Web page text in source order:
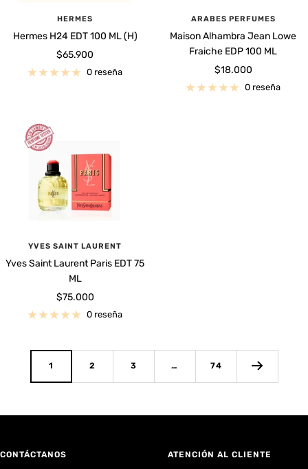
HERMES
Hermes H24 EDT 100 ML (H)
Precio
de
$65.900
0 reseña
ARABES PERFUMES
Maison Alhambra Jean Lowe
Fraiche EDP 100 ML
Precio
de
$18.000
0 reseña
YVES SAINT LAURENT
Yves Saint Laurent Paris EDT 75
ML
Precio
de
$75.000
0 reseña
1 2 3 … 74
CONTÁCTANOS ATENCIÓN AL CLIENTE